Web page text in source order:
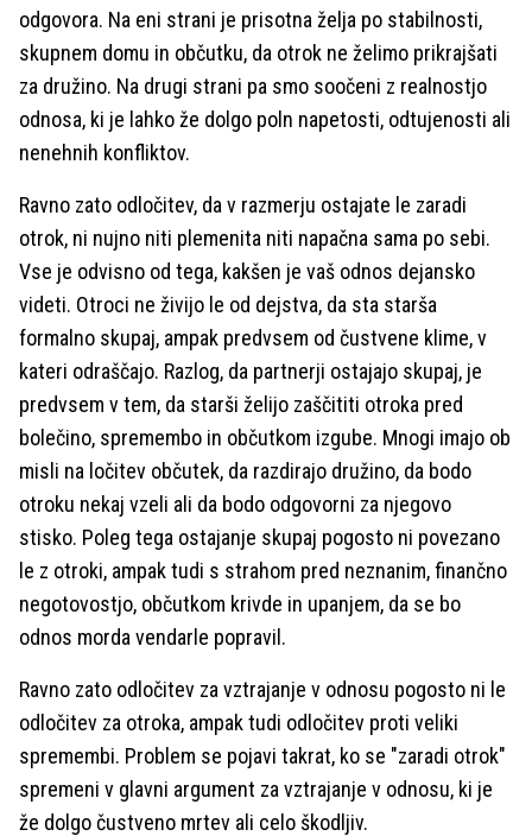
odgovora. Na eni strani je prisotna želja po stabilnosti,
skupnem domu in občutku, da otrok ne želimo prikrajšati
za družino. Na drugi strani pa smo soočeni z realnostjo
odnosa, ki je lahko že dolgo poln napetosti, odtujenosti ali
nenehnih konfliktov.
Ravno zato odločitev, da v razmerju ostajate le zaradi
otrok, ni nujno niti plemenita niti napačna sama po sebi.
Vse je odvisno od tega, kakšen je vaš odnos dejansko
videti. Otroci ne živijo le od dejstva, da sta starša
formalno skupaj, ampak predvsem od čustvene klime, v
kateri odraščajo. Razlog, da partnerji ostajajo skupaj, je
predvsem v tem, da starši želijo zaščititi otroka pred
bolečino, spremembo in občutkom izgube. Mnogi imajo ob
misli na ločitev občutek, da razdirajo družino, da bodo
otroku nekaj vzeli ali da bodo odgovorni za njegovo
stisko. Poleg tega ostajanje skupaj pogosto ni povezano
le z otroki, ampak tudi s strahom pred neznanim, finančno
negotovostjo, občutkom krivde in upanjem, da se bo
odnos morda vendarle popravil.
Ravno zato odločitev za vztrajanje v odnosu pogosto ni le
odločitev za otroka, ampak tudi odločitev proti veliki
spremembi. Problem se pojavi takrat, ko se "zaradi otrok"
spremeni v glavni argument za vztrajanje v odnosu, ki je
že dolgo čustveno mrtev ali celo škodljiv.